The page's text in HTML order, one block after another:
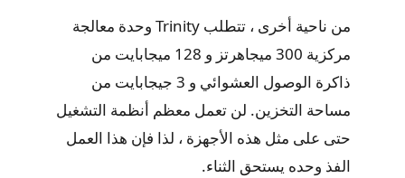
من ناحية أخرى ، تتطلب Trinity وحدة معالجة
مركزية 300 ميجاهرتز و 128 ميجابايت من
ذاكرة الوصول العشوائي و 3 جيجابايت من
مساحة التخزين. لن تعمل معظم أنظمة التشغيل
حتى على مثل هذه الأجهزة ، لذا فإن هذا العمل
الفذ وحده يستحق الثناء.